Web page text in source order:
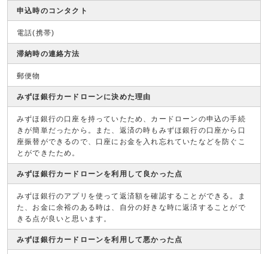
申込時のコンタクト
電話(携帯)
滞納時の連絡方法
郵便物
みずほ銀行カードローンに決めた理由
みずほ銀行の口座を持っていたため、カードローンの申込の手続
きが簡単だったから。また、返済の時もみずほ銀行の口座から口
座振替ができるので、口座にお金を入れ忘れていたなどを防ぐこ
とができたため。
みずほ銀行カードローンを利用して良かった点
みずほ銀行のアプリを使って返済額を確認することができる。ま
た、お金に余裕のある時は、自分の好きな時に返済することがで
きる点が良いと思います。
みずほ銀行カードローンを利用して悪かった点